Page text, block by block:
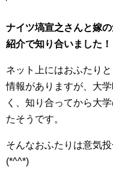
ナイツ塙宣之さんと嫁
紹介で知り合いました！
ネット上にはおふたり
情報がありますが、大
く、知り合ってから大
たそうです。
そんなおふたりは意気
(*^^*)